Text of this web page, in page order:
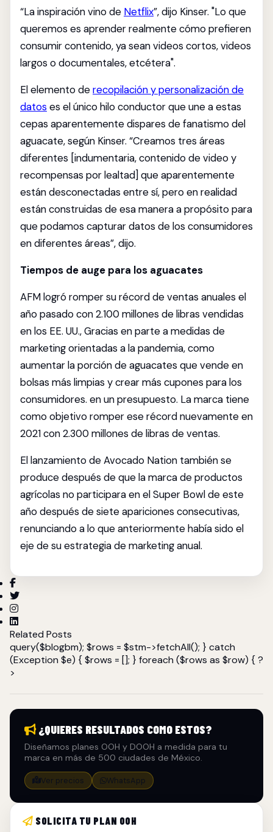
“La inspiración vino de Netflix”, dijo Kinser. "Lo que
queremos es aprender realmente cómo prefieren
consumir contenido, ya sean videos cortos, videos
largos o documentales, etcétera".
El elemento derecopilación y personalización de
datos es el único hilo conductor que une a estas
cepas aparentemente dispares de fanatismo del
aguacate, según Kinser. “Creamos tres áreas
diferentes [indumentaria, contenido de video y
recompensas por lealtad] que aparentemente
están desconectadas entre sí, pero en realidad
están construidas de esa manera a propósito para
que podamos capturar datos de los consumidores
en diferentes áreas”, dijo.
Tiempos de auge para los aguacates
AFM logró romper su récord de ventas anuales el
año pasado con 2.100 millones de libras vendidas
en los EE. UU., Gracias en parte a medidas de
marketing orientadas a la pandemia, como
aumentar la porción de aguacates que vende en
bolsas más limpias y crear más cupones para los
consumidores. en un presupuesto. La marca tiene
como objetivo romper ese récord nuevamente en
2021 con 2.300 millones de libras de ventas.
El lanzamiento de Avocado Nation también se
produce después de que la marca de productos
agrícolas no participara en el Super Bowl de este
año después de siete apariciones consecutivas,
renunciando a lo que anteriormente había sido el
eje de su estrategia de marketing anual.
Related Posts
query($blogbm); $rows = $stm->fetchAll(); } catch
(Exception $e) { $rows = []; } foreach ($rows as $row) { ?
>
¿QUIERES RESULTADOS COMO ESTOS?
Diseñamos planes OOH y DOOH a medida para tu
marca en más de 500 ciudades de México.
Ver precios WhatsApp
SOLICITA TU PLAN OOH